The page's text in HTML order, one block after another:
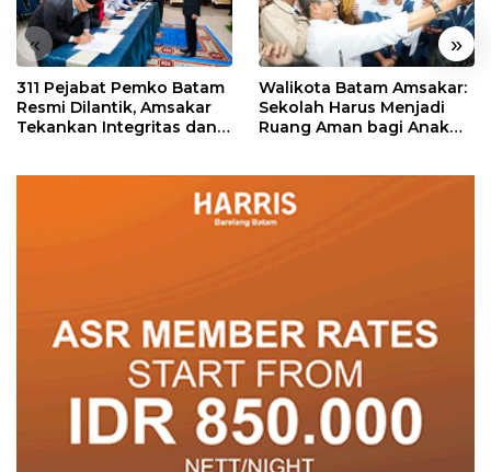
« »
311 Pejabat Pemko Batam
Resmi Dilantik, Amsakar
Tekankan Integritas dan
Walikota Batam Amsakar:
Sekolah Harus Menjadi
Ruang Aman bagi Anak